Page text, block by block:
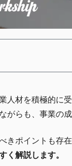
材を積極的に
らも、事業の
きポイントも存在
く解説します。